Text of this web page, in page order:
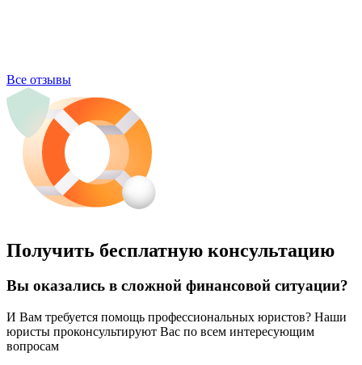
Все отзывы
Получить бесплатную консультацию
Вы оказались в сложной финансовой ситуации?
И Вам требуется помощь профессиональных юристов? Наши
юристы проконсультируют Вас по всем интересующим
вопросам